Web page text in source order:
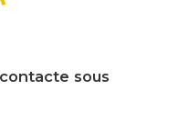
sous